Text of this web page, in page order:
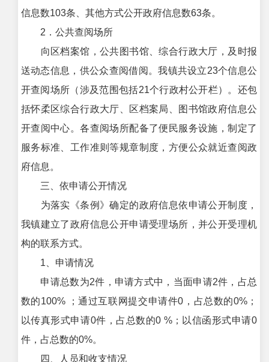
信息数103条、其他方式公开政府信息数63条。
2．公共查阅场所
向区档案馆，公共图书馆、综合行政大厅，及时报
送动态信息，供公众查阅借阅。我镇共设立23个信息公
开查阅场所（涉及范围包括21个行政村公开栏）。还包
括怀柔区综合行政大厅、区档案局、图书馆政府信息公
开查阅中心。各查阅场所配备了便民服务设施，制定了
服务标准、工作准则等规章制度，方便公众就近查阅政
府信息。
三、依申请公开情况
为落实《条例》确定的政府信息依申请公开制度，
我镇建立了政府信息公开申请受理场所，并公开受理机
构的联系方式。
1、申请情况
申请总数为2件，申请方式中，当面申请2件，占总
数的100% ；通过互联网提交申请件0，占总数的0%；
以传真形式申请0件，占总数的0 %；以信函形式申请0
件，占总数的0%。
四、人员和收支情况